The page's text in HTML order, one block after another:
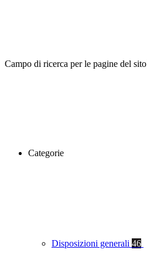
Campo di ricerca per le pagine del sito
Categorie
Disposizioni generali 46